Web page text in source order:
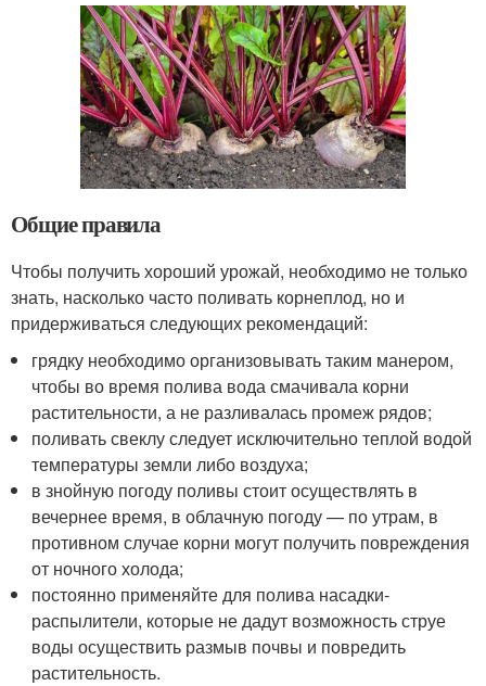
Общие правила
Чтобы получить хороший урожай, необходимо не только
знать, насколько часто поливать корнеплод, но и
придерживаться следующих рекомендаций:
грядку необходимо организовывать таким манером,
чтобы во время полива вода смачивала корни
растительности, а не разливалась промеж рядов;
поливать свеклу следует исключительно теплой водой
температуры земли либо воздуха;
в знойную погоду поливы стоит осуществлять в
вечернее время, в облачную погоду — по утрам, в
противном случае корни могут получить повреждения
от ночного холода;
постоянно применяйте для полива насадки-
распылители, которые не дадут возможность струе
воды осуществить размыв почвы и повредить
растительность.